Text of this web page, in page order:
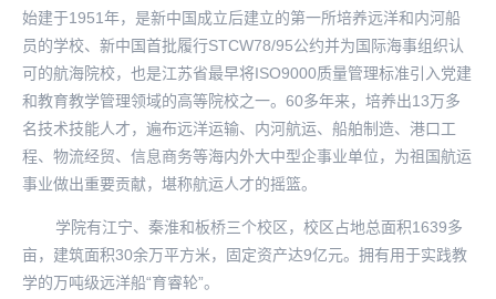
始建于1951年，是新中国成立后建立的第一所培养远洋和内河船
员的学校、新中国首批履行STCW78/95公约并为国际海事组织认
可的航海院校，也是江苏省最早将ISO9000质量管理标准引入党建
和教育教学管理领域的高等院校之一。60多年来，培养出13万多
名技术技能人才，遍布远洋运输、内河航运、船舶制造、港口工
程、物流经贸、信息商务等海内外大中型企事业单位，为祖国航运
事业做出重要贡献，堪称航运人才的摇篮。
学院有江宁、秦淮和板桥三个校区，校区占地总面积1639多
亩，建筑面积30余万平方米，固定资产达9亿元。拥有用于实践教
学的万吨级远洋船“育睿轮”。